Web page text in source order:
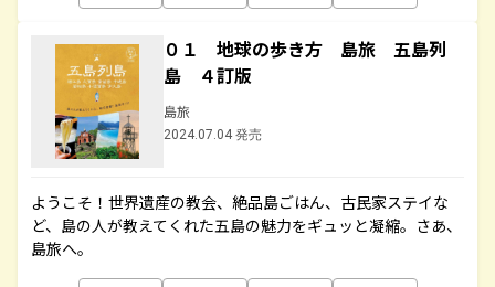
０１ 地球の歩き方 島旅 五島列
島 ４訂版
島旅
2024.07.04 発売
ようこそ！世界遺産の教会、絶品島ごはん、古民家ステイな
ど、島の人が教えてくれた五島の魅力をギュッと凝縮。さあ、
島旅へ。